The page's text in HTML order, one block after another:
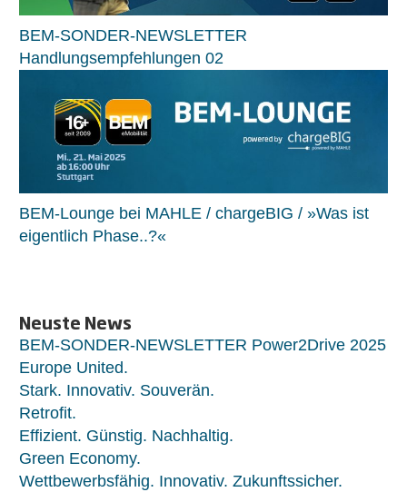
BEM-SONDER-NEWSLETTER
Handlungsempfehlungen 02
BEM-Lounge bei MAHLE / chargeBIG / »Was ist
eigentlich Phase..?«
Neuste News
BEM-SONDER-NEWSLETTER Power2Drive 2025
Europe United.
Stark. Innovativ. Souverän.
Retrofit.
Effizient. Günstig. Nachhaltig.
Green Economy.
Wettbewerbsfähig. Innovativ. Zukunftssicher.